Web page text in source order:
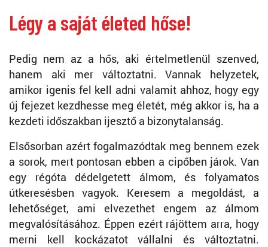
Légy a saját életed hőse!
Pedig nem az a hős, aki értelmetlenül szenved,
hanem aki mer változtatni. Vannak helyzetek,
amikor igenis fel kell adni valamit ahhoz, hogy egy
új fejezet kezdhesse meg életét, még akkor is, ha a
kezdeti időszakban ijesztő a bizonytalanság.
Elsősorban azért fogalmazódtak meg bennem ezek
a sorok, mert pontosan ebben a cipőben járok. Van
egy régóta dédelgetett álmom, és folyamatos
útkeresésben vagyok. Keresem a megoldást, a
lehetőséget, ami elvezethet engem az álmom
megvalósításához. Éppen ezért rájöttem arra, hogy
merni kell kockázatot vállalni és változtatni.